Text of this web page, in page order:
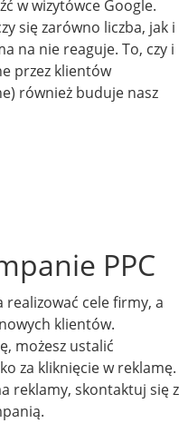
w wizytówce Google.
się zarówno liczba, jak i
na nie reaguje. To, czy i
przez klientów
również buduje nasz
PPC
realizować cele firmy, a
klientów.
możesz ustalić
za kliknięcie w reklamę.
reklamy, skontaktuj się z